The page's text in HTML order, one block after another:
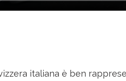
italiana è ben